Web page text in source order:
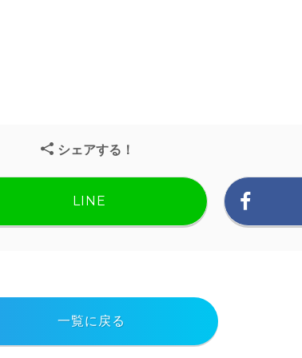
シェアする！
LINE
一覧に戻る